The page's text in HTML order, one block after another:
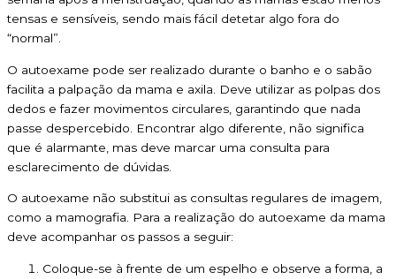
tensas e sensíveis, sendo mais fácil detetar algo fora do
“normal”.
O autoexame pode ser realizado durante o banho e o sabão
facilita a palpação da mama e axila. Deve utilizar as polpas dos
dedos e fazer movimentos circulares, garantindo que nada
passe despercebido. Encontrar algo diferente, não significa
que é alarmante, mas deve marcar uma consulta para
esclarecimento de dúvidas.
O autoexame não substitui as consultas regulares de imagem,
como a mamografia. Para a realização do autoexame da mama
deve acompanhar os passos a seguir:
Coloque-se à frente de um espelho e observe a forma, a